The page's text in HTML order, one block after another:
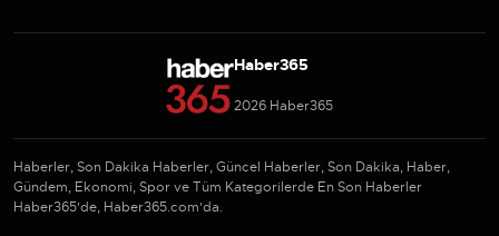
Haber365
2026 Haber365
Haberler, Son Dakika Haberler, Güncel Haberler, Son Dakika, Haber,
Gündem, Ekonomi, Spor ve Tüm Kategorilerde En Son Haberler
Haber365'de, Haber365.com'da.